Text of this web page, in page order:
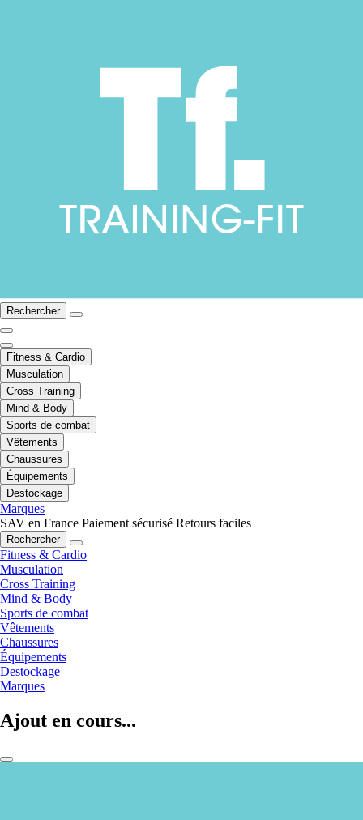
Rechercher
Fitness & Cardio
Musculation
Cross Training
Mind & Body
Sports de combat
Vêtements
Chaussures
Équipements
Destockage
Marques
SAV en France Paiement sécurisé Retours faciles
Rechercher
Fitness & Cardio
Musculation
Cross Training
Mind & Body
Sports de combat
Vêtements
Chaussures
Équipements
Destockage
Marques
Ajout en cours...